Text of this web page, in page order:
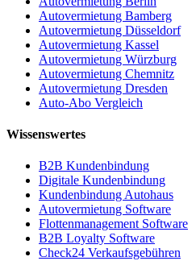
Autovermietung Bamberg
Autovermietung Düsseldorf
Autovermietung Kassel
Autovermietung Würzburg
Autovermietung Chemnitz
Autovermietung Dresden
Auto-Abo Vergleich
Wissenswertes
B2B Kundenbindung
Digitale Kundenbindung
Kundenbindung Autohaus
Autovermietung Software
Flottenmanagement Software
B2B Loyalty Software
Check24 Verkaufsgebühren